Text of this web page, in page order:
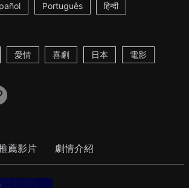
Português हिन्दी
愛情 喜劇 日本 電影
薦影片 劇情介紹